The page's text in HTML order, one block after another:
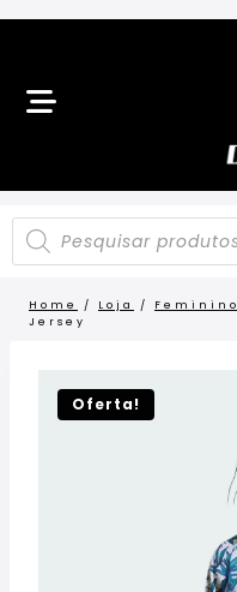
Home / Loja / Feminino
Jersey
Oferta!